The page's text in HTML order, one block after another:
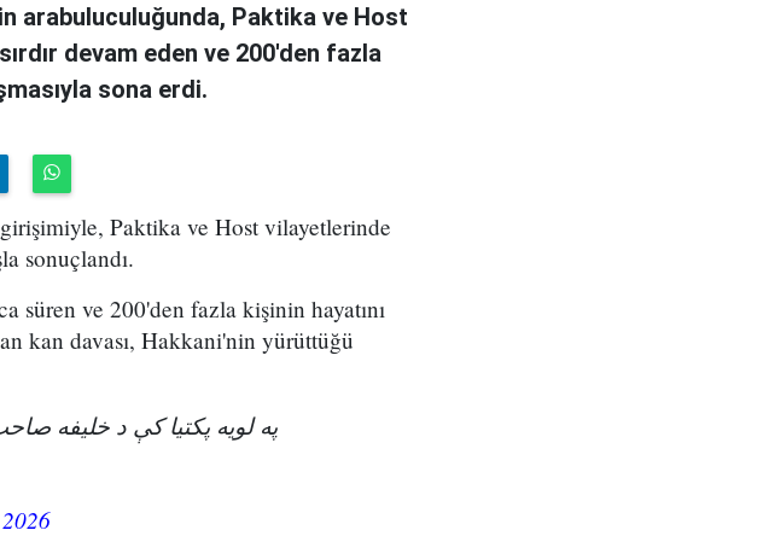
arabuluculuğunda, Paktika ve Host
devam eden ve 200'den fazla
sona erdi.
Paktika ve Host vilayetlerinde
sonuçlandı.
süren ve 200'den fazla kişinin hayatını
kan davası, Hakkani'nin yürüttüğü
په لویه پکتیا کې د خلیفه